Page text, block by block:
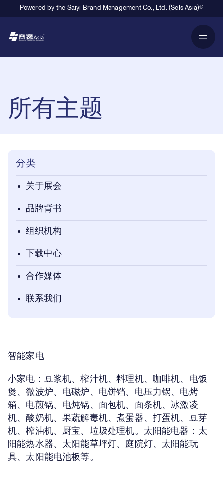
Powered by the Saiyi Brand Management Co., Ltd. (Sels Asia)®
所有主题
分类
关于展会
品牌背书
组织机构
下载中心
合作媒体
联系我们
智能家电
小家电： 豆浆机、榨汁机、料理机、咖啡机、电饭
煲、微波炉、电磁炉、电饼铛、电压力锅、电烤
箱、电煎锅、电炖锅、面包机、面条机、冰激凌
机、酸奶机、果蔬解毒机、煮蛋器、打蛋机、豆芽
机、榨油机、厨宝、垃圾处理机。太阳能电器：太
阳能热水器、太阳能草坪灯、庭院灯、太阳能玩
具、太阳能电池板等。